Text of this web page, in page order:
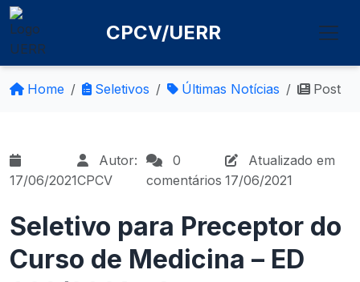
CPCV/UERR
Home Seletivos Últimas Notícias Post
17/06/2021
Autor:
CPCV
0
comentários
Atualizado em
17/06/2021
Seletivo para Preceptor do
Curso de Medicina – ED